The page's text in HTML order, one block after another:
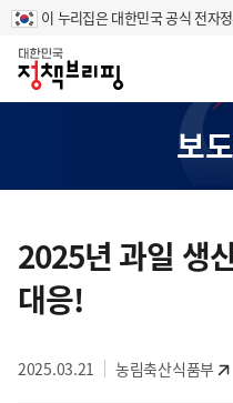
이 누리집은 대한민국 공식 전자
홈
보
텐
츠
영
2025년 과일 생
대응!
2025.03.21 농림축산식품부